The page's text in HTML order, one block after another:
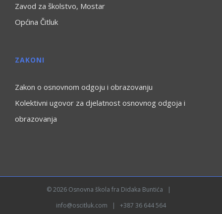
Zavod za školstvo, Mostar
Općina Čitluk
ZAKONI
Zakon o osnovnom odgoju i obrazovanju
Kolektivni ugovor za djelatnost osnovnog odgoja i
obrazovanja
©2026 Osnovna škola fra Didaka Buntića |
info@oscitluk.com | +387 36 644 564